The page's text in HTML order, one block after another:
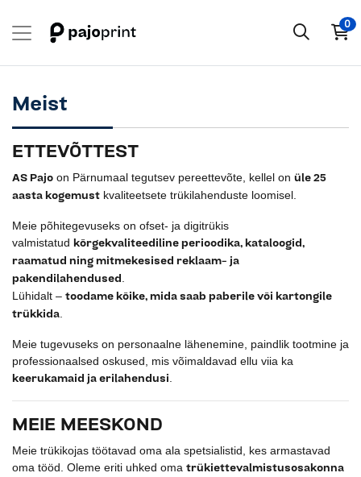
0
Meist
ETTEVÕTTEST
AS Pajo on Pärnumaal tegutsev pereettevõte, kellel on üle 25
aasta kogemust kvaliteetsete trükilahenduste loomisel.
Meie põhitegevuseks on ofset- ja digitrükis
valmistatud kõrgekvaliteediline perioodika, kataloogid,
raamatud ning mitmekesised reklaam- ja
pakendilahendused
Lühidalt – toodame kõike, mida saab paberile või kartongile
trükkida
Meie tugevuseks on personaalne lähenemine, paindlik tootmine ja
professionaalsed oskused, mis võimaldavad ellu viia ka
keerukamaid ja erilahendusi
MEIE MEESKOND
Meie trükikojas töötavad oma ala spetsialistid, kes armastavad
oma tööd. Oleme eriti uhked oma trükiettevalmistusosakonna